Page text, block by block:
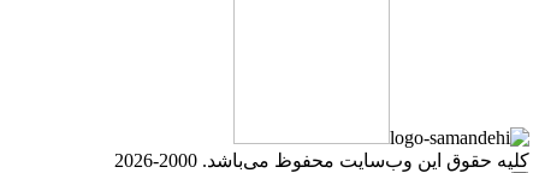
کلیه حقوق این وب‌سایت محفوظ می‌باشد. 2000-2026